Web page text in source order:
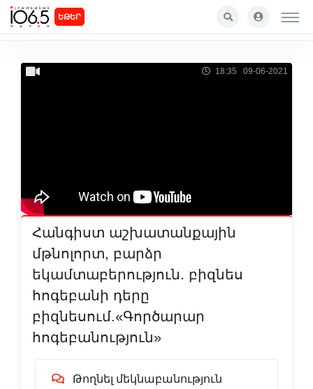
ԵԹԵՐ
18:35 09-06-2021
Հանգիստ աշխատանքային
մթնոլորտ, բարձր
եկամտաբերություն. բիզնես
հոգեբանի դերը
բիզնեսում.«Գործարար
հոգեբանություն»
Թողնել մեկնաբանություն